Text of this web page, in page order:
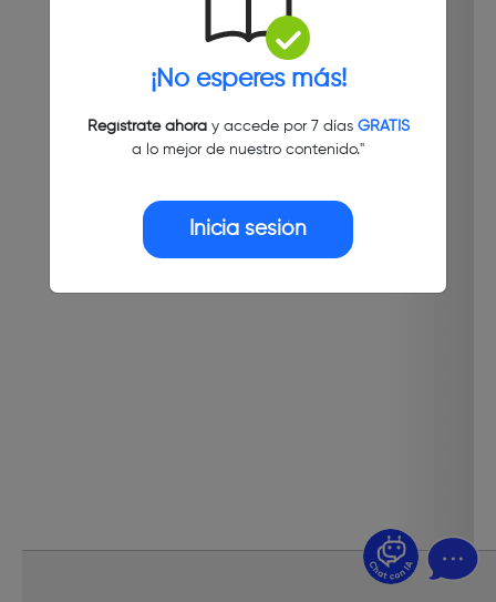
¡No esperes más!
Regístrate ahoray accede por 7 días GRATIS
a lo mejor de nuestro contenido."
Inicia sesión